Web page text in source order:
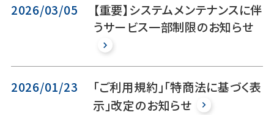
2026/03/05
【重要】システムメンテナンスに伴
うサービス一部制限のお知らせ
2026/01/23
「ご利用規約」「特商法に基づく表
示」改定のお知らせ